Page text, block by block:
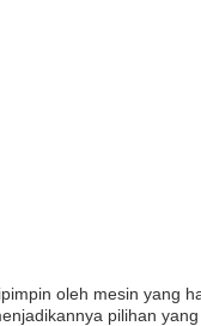
oleh mesin yang
pilihan